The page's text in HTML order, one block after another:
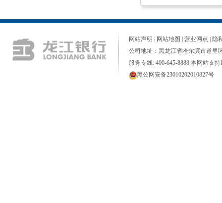
网站声明 网站地图 营业网点
隐
公司地址：黑龙江省哈尔滨市道里
服务专线: 400-645-8888 本网站支持
黑公网安备23010202010827号